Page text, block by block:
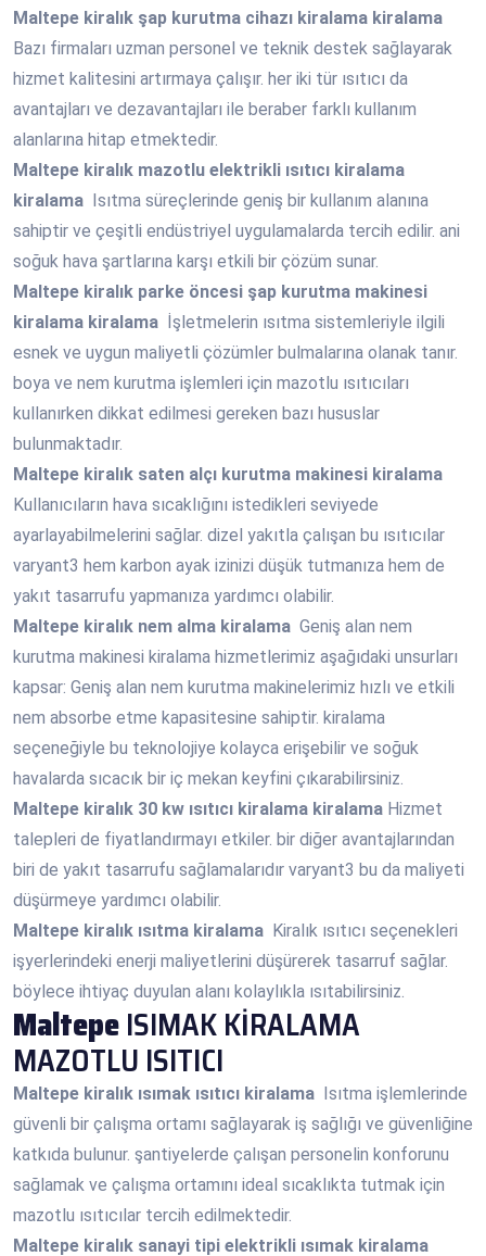
Maltepe kiralık şap kurutma cihazı kiralama kiralama
Bazı firmaları uzman personel ve teknik destek sağlayarak
hizmet kalitesini artırmaya çalışır. her iki tür ısıtıcı da
avantajları ve dezavantajları ile beraber farklı kullanım
alanlarına hitap etmektedir.
Maltepe kiralık mazotlu elektrikli ısıtıcı kiralama
kiralama Isıtma süreçlerinde geniş bir kullanım alanına
sahiptir ve çeşitli endüstriyel uygulamalarda tercih edilir. ani
soğuk hava şartlarına karşı etkili bir çözüm sunar.
Maltepe kiralık parke öncesi şap kurutma makinesi
kiralama kiralama İşletmelerin ısıtma sistemleriyle ilgili
esnek ve uygun maliyetli çözümler bulmalarına olanak tanır.
boya ve nem kurutma işlemleri için mazotlu ısıtıcıları
kullanırken dikkat edilmesi gereken bazı hususlar
bulunmaktadır.
Maltepe kiralık saten alçı kurutma makinesi kiralama
Kullanıcıların hava sıcaklığını istedikleri seviyede
ayarlayabilmelerini sağlar. dizel yakıtla çalışan bu ısıtıcılar
varyant3 hem karbon ayak izinizi düşük tutmanıza hem de
yakıt tasarrufu yapmanıza yardımcı olabilir.
Maltepe kiralık nem alma kiralama Geniş alan nem
kurutma makinesi kiralama hizmetlerimiz aşağıdaki unsurları
kapsar: Geniş alan nem kurutma makinelerimiz hızlı ve etkili
nem absorbe etme kapasitesine sahiptir. kiralama
seçeneğiyle bu teknolojiye kolayca erişebilir ve soğuk
havalarda sıcacık bir iç mekan keyfini çıkarabilirsiniz.
Maltepe kiralık 30 kw ısıtıcı kiralama kiralama Hizmet
talepleri de fiyatlandırmayı etkiler. bir diğer avantajlarından
biri de yakıt tasarrufu sağlamalarıdır varyant3 bu da maliyeti
düşürmeye yardımcı olabilir.
Maltepe kiralık ısıtma kiralama Kiralık ısıtıcı seçenekleri
işyerlerindeki enerji maliyetlerini düşürerek tasarruf sağlar.
böylece ihtiyaç duyulan alanı kolaylıkla ısıtabilirsiniz.
MaltepeISIMAK KİRALAMA
MAZOTLU ISITICI
Maltepe kiralık ısımak ısıtıcı kiralama Isıtma işlemlerinde
güvenli bir çalışma ortamı sağlayarak iş sağlığı ve güvenliğine
katkıda bulunur. şantiyelerde çalışan personelin konforunu
sağlamak ve çalışma ortamını ideal sıcaklıkta tutmak için
mazotlu ısıtıcılar tercih edilmektedir.
Maltepe kiralık sanayi tipi elektrikli ısımak kiralama